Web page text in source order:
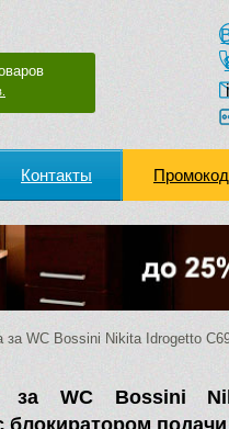
Контакты
WC Bossini Nikita Idrogetto
за WC Bossini